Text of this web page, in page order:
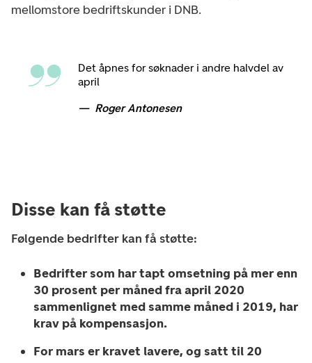
mellomstore bedriftskunder i DNB.
Det åpnes for søknader i andre halvdel av
april
Roger Antonesen
Disse kan få støtte
Følgende bedrifter kan få støtte:
Bedrifter som har tapt omsetning på mer enn
30 prosent per måned fra april 2020
sammenlignet med samme måned i 2019, har
krav på kompensasjon.
For mars er kravet lavere, og satt til 20